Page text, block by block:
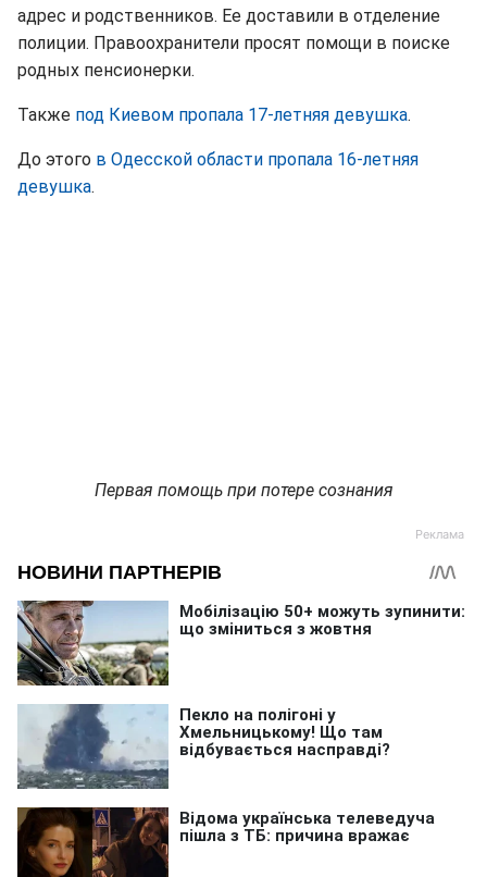
адрес и родственников. Ее доставили в отделение
полиции. Правоохранители просят помощи в поиске
родных пенсионерки.
Также под Киевом пропала 17-летняя девушка.
До этого в Одесской области пропала 16-летняя
девушка.
Первая помощь при потере сознания